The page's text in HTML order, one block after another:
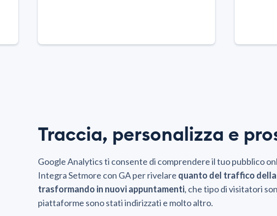
Traccia, personalizza e
Google Analytics ti consente di comprendere il tuo pubblico
Integra Setmore con GA per rivelare quanto del traffico della
trasformando in nuovi appuntamenti, che tipo di visitatori
piattaforme sono stati indirizzati e molto altro.